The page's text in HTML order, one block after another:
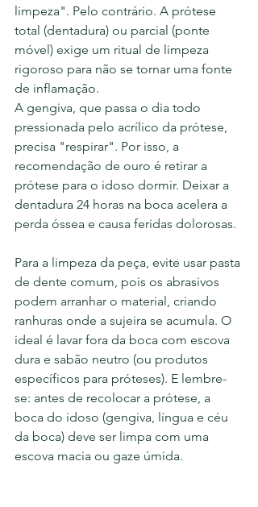
limpeza". Pelo contrário. A prótese
total (dentadura) ou parcial (ponte
móvel) exige um ritual de limpeza
rigoroso para não se tornar uma fonte
de inflamação.
A gengiva, que passa o dia todo
pressionada pelo acrílico da prótese,
precisa "respirar". Por isso, a
recomendação de ouro é retirar a
prótese para o idoso dormir. Deixar a
dentadura 24 horas na boca acelera a
perda óssea e causa feridas dolorosas.
Para a limpeza da peça, evite usar pasta
de dente comum, pois os abrasivos
podem arranhar o material, criando
ranhuras onde a sujeira se acumula. O
ideal é lavar fora da boca com escova
dura e sabão neutro (ou produtos
específicos para próteses). E lembre-
se: antes de recolocar a prótese, a
boca do idoso (gengiva, língua e céu
da boca) deve ser limpa com uma
escova macia ou gaze úmida.